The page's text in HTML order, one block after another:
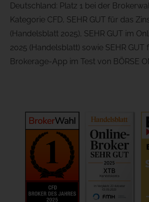
Deutschland: Platz 1 bei der
Kategorie CFD, SEHR GUT für das
(Handelsblatt 2025), SEHR GUT im
2025 (Handelsblatt) sowie SEHR GUT
Brokerage-App im Test von BÖRSE